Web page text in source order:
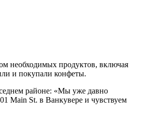
необходимых продуктов, включая
и покупали конфеты.
районе: «Мы уже давно
Main St. в Ванкувере и чувствуем